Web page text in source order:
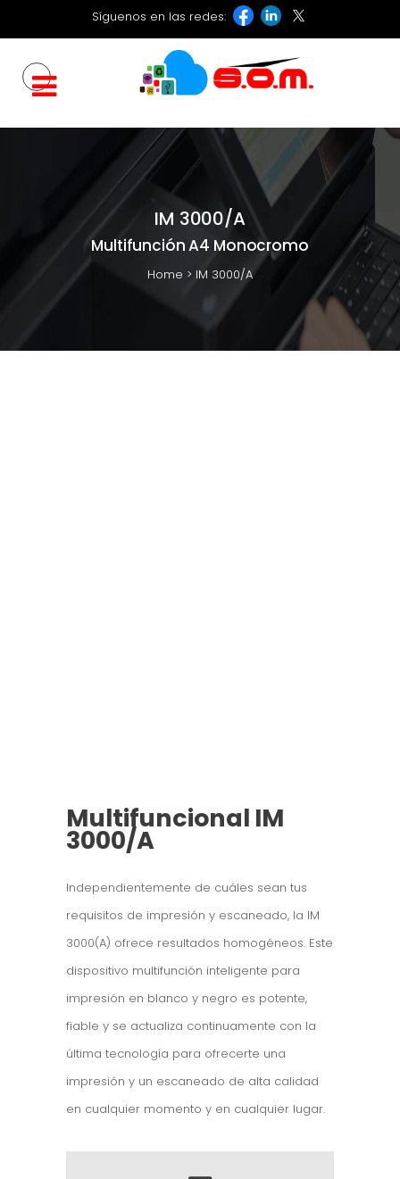
Síguenos en las redes:
IM 3000/A
Multifunción A4 Monocromo
Home > IM 3000/A
Multifuncional IM
3000/A
Independientemente de cuáles sean tus
requisitos de impresión y escaneado, la IM
3000(A) ofrece resultados homogéneos. Este
dispositivo multifunción inteligente para
impresión en blanco y negro es potente,
fiable y se actualiza continuamente con la
última tecnología para ofrecerte una
impresión y un escaneado de alta calidad
en cualquier momento y en cualquier lugar.